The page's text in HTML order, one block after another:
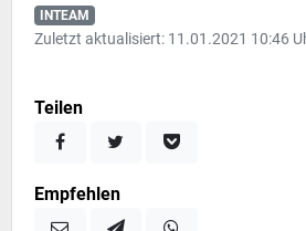
INTEAM
Zuletzt aktualisiert: 11.01.2021 10:46
Teilen
Empfehlen